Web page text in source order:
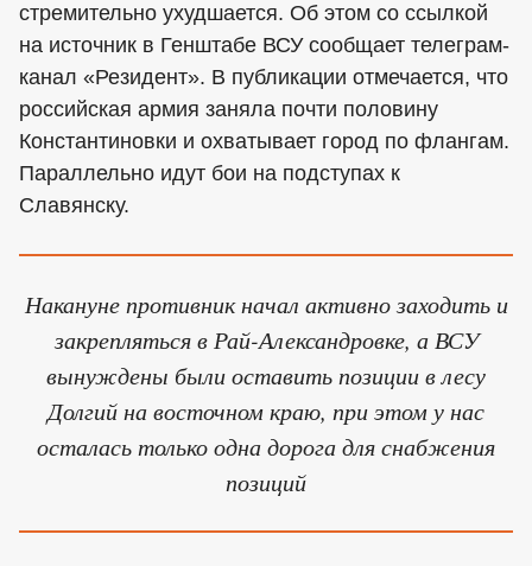
стремительно ухудшается. Об этом со ссылкой
на источник в Генштабе ВСУ сообщает телеграм-
канал «Резидент». В публикации отмечается, что
российская армия заняла почти половину
Константиновки и охватывает город по флангам.
Параллельно идут бои на подступах к
Славянску.
Накануне противник начал активно заходить и
закрепляться в Рай-Александровке, а ВСУ
вынуждены были оставить позиции в лесу
Долгий на восточном краю, при этом у нас
осталась только одна дорога для снабжения
позиций